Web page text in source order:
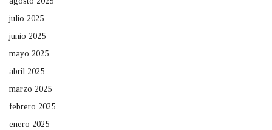
julio 2025
junio 2025
mayo 2025
abril 2025
marzo 2025
febrero 2025
enero 2025